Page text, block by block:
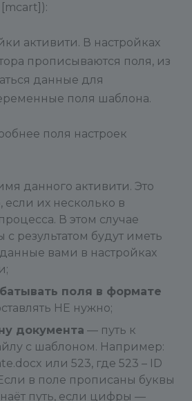
активити. В настройках
прописываются поля, из
данные для
поля шаблона.
поля настроек
данного активити. Это
если их несколько в
В этом случае
результатом будут иметь
вами в настройках
поля в формате
НЕ нужно;
документа — путь к
с шаблоном. Например:
или 523, где 523 – ID
в поле прописаны буквы
путь, если цифры —